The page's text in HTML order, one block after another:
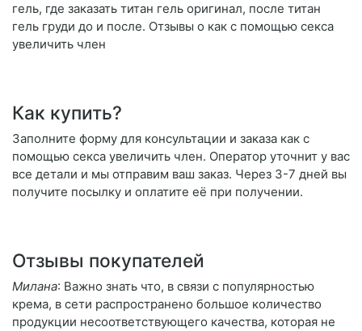
гель, где заказать титан гель оригинал, после титан
гель груди до и после. Отзывы о как с помощью секса
увеличить член
Как купить?
Заполните форму для консультации и заказа как с
помощью секса увеличить член. Оператор уточнит у вас
все детали и мы отправим ваш заказ. Через 3-7 дней вы
получите посылку и оплатите её при получении.
Отзывы покупателей
Милана: Важно знать что, в связи с популярностью
крема, в сети распространено большое количество
продукции несоответствующего качества, которая не